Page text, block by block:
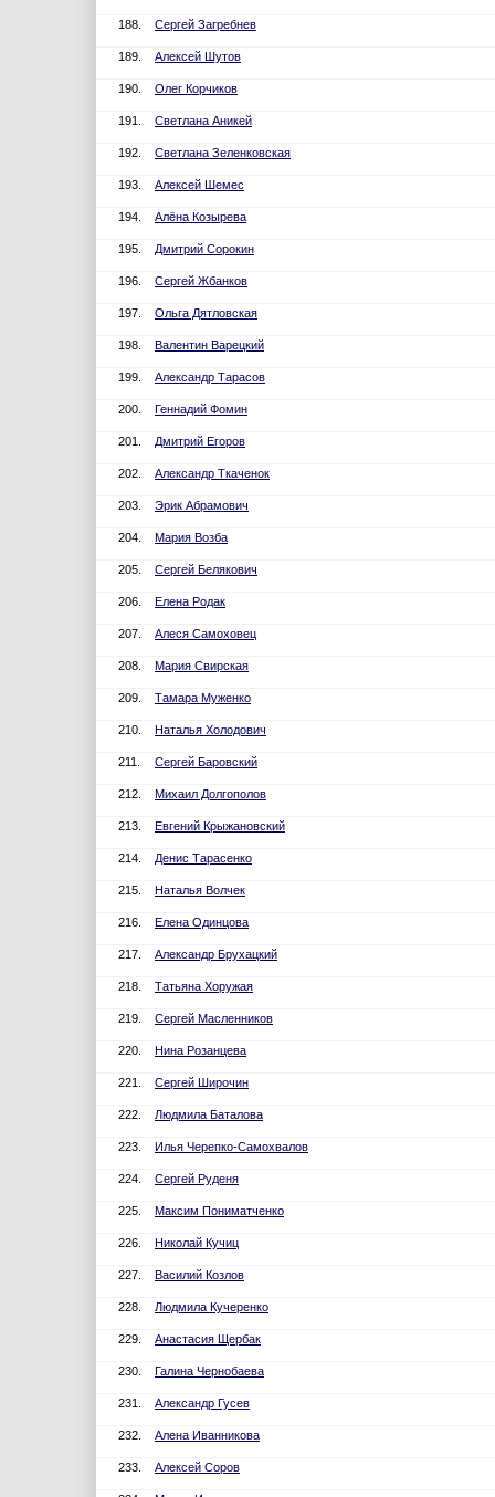
188. Сергей Загребнев
189. Алексей Шутов
190. Олег Корчиков
191. Светлана Аникей
192. Светлана Зеленковская
193. Алексей Шемес
194. Алёна Козырева
195. Дмитрий Сорокин
196. Сергей Жбанков
197. Ольга Дятловская
198. Валентин Варецкий
199. Александр Тарасов
200. Геннадий Фомин
201. Дмитрий Егоров
202. Александр Ткаченок
203. Эрик Абрамович
204. Мария Возба
205. Сергей Белякович
206. Елена Родак
207. Алеся Самоховец
208. Мария Свирская
209. Тамара Муженко
210. Наталья Холодович
211. Сергей Баровский
212. Михаил Долгополов
213. Евгений Крыжановский
214. Денис Тарасенко
215. Наталья Волчек
216. Елена Одинцова
217. Александр Брухацкий
218. Татьяна Хоружая
219. Сергей Масленников
220. Нина Розанцева
221. Сергей Широчин
222. Людмила Баталова
223. Илья Черепко-Самохвалов
224. Сергей Руденя
225. Максим Пониматченко
226. Николай Кучиц
227. Василий Козлов
228. Людмила Кучеренко
229. Анастасия Щербак
230. Галина Чернобаева
231. Александр Гусев
232. Алена Иванникова
233. Алексей Соров